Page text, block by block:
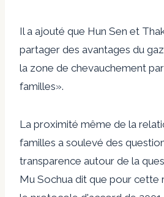
Il a ajouté que Hun Sen et
partager des avantages du
la zone de chevauchement
familles».
La proximité même de la
familles a soulevé des
transparence autour de la
Mu Sochua dit que pour cette